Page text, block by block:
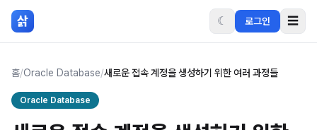
본문 바로가기
삵 ☾ 로그인 ☰
홈/Oracle Database/새로운 접속 계정을 생성하기 위한 여러 과정들
Oracle Database